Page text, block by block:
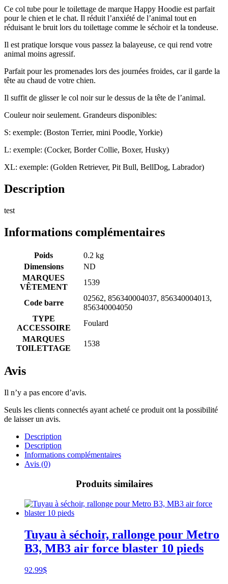
Ce col tube pour le toilettage de marque Happy Hoodie est parfait
pour le chien et le chat. Il réduit l’anxiété de l’animal tout en
réduisant le bruit lors du toilettage comme le séchoir et la tondeuse.
Il est pratique lorsque vous passez la balayeuse, ce qui rend votre
animal moins agressif.
Parfait pour les promenades lors des journées froides, car il garde la
tête au chaud de votre chien.
Il suffit de glisser le col noir sur le dessus de la tête de l’animal.
Couleur noir seulement. Grandeurs disponibles:
S: exemple: (Boston Terrier, mini Poodle, Yorkie)
L: exemple: (Cocker, Border Collie, Boxer, Husky)
XL: exemple: (Golden Retriever, Pit Bull, BellDog, Labrador)
Description
test
Informations complémentaires
Poids
0.2 kg
Dimensions
ND
MARQUES
VÊTEMENT
1539
Code barre
02562, 856340004037, 856340004013,
856340004050
TYPE
ACCESSOIRE
Foulard
MARQUES
TOILETTAGE
1538
Avis
Il n’y a pas encore d’avis.
Seuls les clients connectés ayant acheté ce produit ont la possibilité
de laisser un avis.
Description
Description
Informations complémentaires
Avis (0)
Produits similaires
Tuyau à séchoir, rallonge pour Metro
B3, MB3 air force blaster 10 pieds
92.99$